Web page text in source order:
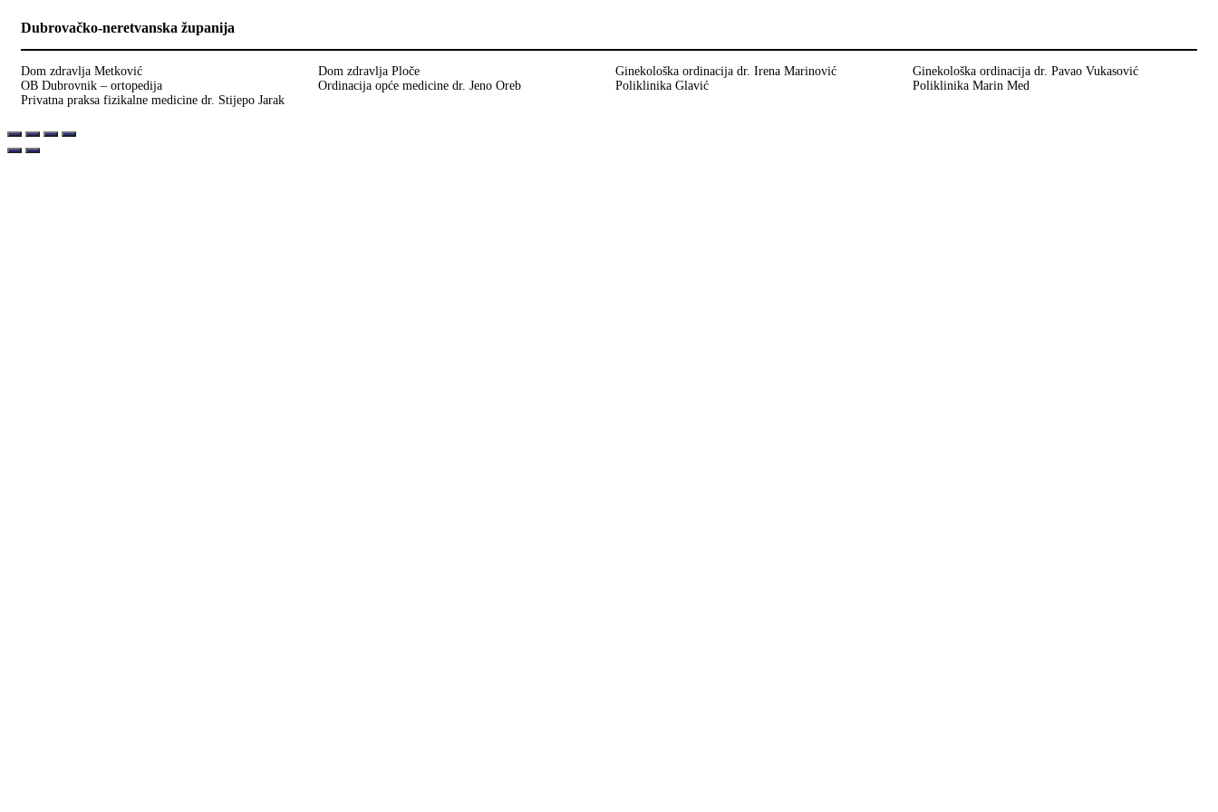
Dubrovačko-neretvanska županija
Dom zdravlja Metković Dom zdravlja Ploče Ginekološka ordinacija dr. Irena Marinović
Ginekološka ordinacija dr. Pavao Vukasović
OB Dubrovnik – ortopedija
Ordinacija opće medicine dr. Jeno Oreb Poliklinika Glavić
Poliklinika Marin Med
Privatna praksa fizikalne medicine dr. Stijepo Jarak